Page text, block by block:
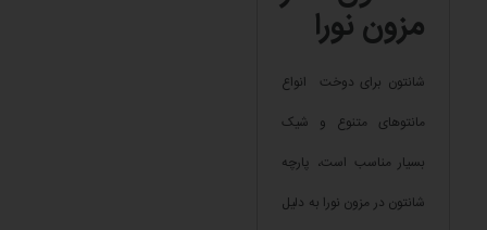
مزون نورا
شانتون برای دوخت انواع
مانتوهای متنوع و شیک
بسیار مناسب است، پارچه
شانتون در مزون نورا به دلیل